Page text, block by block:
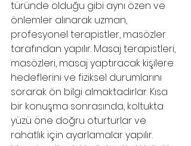
türünde olduğu gibi aynı özen ve
önlemler alınarak uzman,
profesyonel terapistler, masözler
tarafından yapılır. Masaj terapistleri,
masözleri, masaj yaptıracak kişilere
hedeflerini ve fiziksel durumlarını
sorarak ön bilgi almaktadırlar. Kısa
bir konuşma sonrasında, koltukta
yüzü öne doğru oturturlar ve
rahatlık için ayarlamalar yapılır.